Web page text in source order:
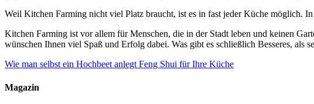
Weil Kitchen Farming nicht viel Platz braucht, ist es in fast jeder Küche möglich.
Kitchen Farming ist vor allem für Menschen, die in der Stadt leben und keinen
wünschen Ihnen viel Spaß und Erfolg dabei. Was gibt es schließlich Besseres, als
Wie man selbst ein Hochbeet anlegt Feng Shui für Ihre Küche
Magazin